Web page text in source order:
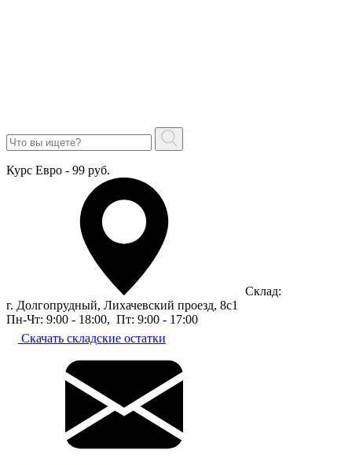
Курс Евро - 99 руб.
Склад:
г. Долгопрудный, Лихачевский проезд, 8c1
Пн-Чт: 9:00 - 18:00, Пт: 9:00 - 17:00
Скачать складские остатки